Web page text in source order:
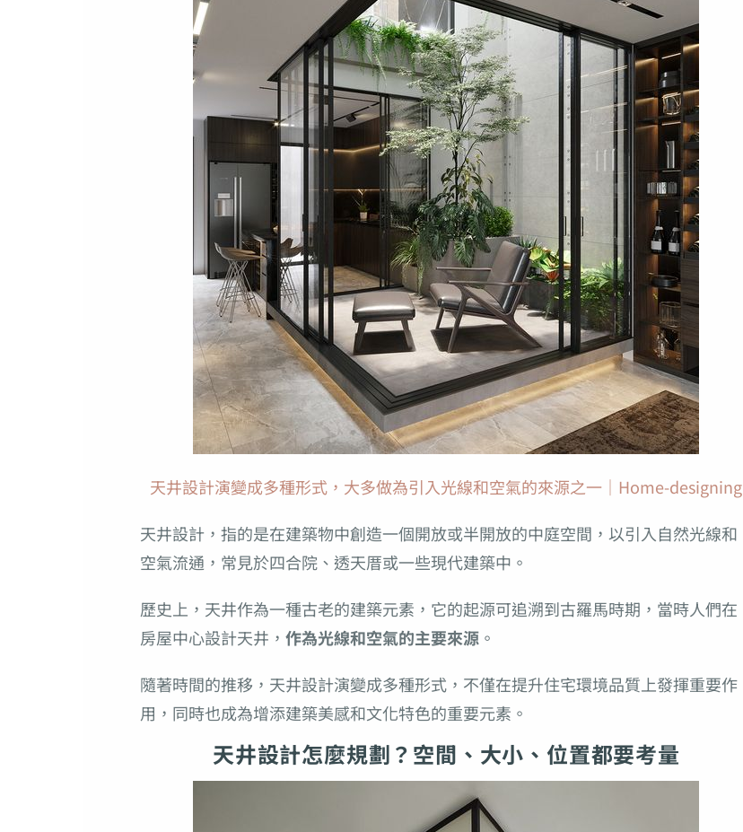
天井設計演變成多種形式，大多做為引入光線和空氣的來源之一｜Home-designing
天井設計，指的是在建築物中創造一個開放或半開放的中庭空間，以引入自然光線和
空氣流通，常見於四合院、透天厝或一些現代建築中。
歷史上，天井作為一種古老的建築元素，它的起源可追溯到古羅馬時期，當時人們在
房屋中心設計天井， 作為光線和空氣的主要來源 。
隨著時間的推移，天井設計演變成多種形式，不僅在提升住宅環境品質上發揮重要作
用，同時也成為增添建築美感和文化特色的重要元素。
天井設計怎麼規劃？空間、大小、位置都要考量